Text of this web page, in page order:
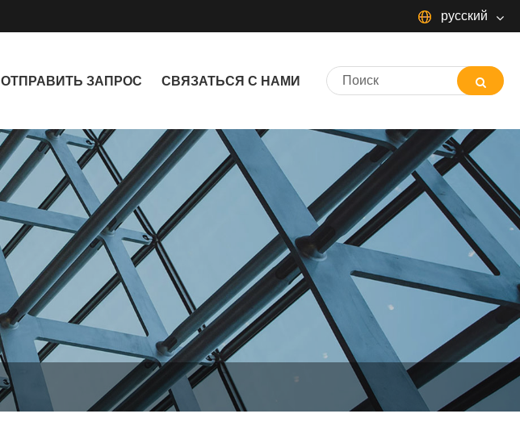
русский
ОТПРАВИТЬ ЗАПРОС СВЯЗАТЬСЯ С НАМИ